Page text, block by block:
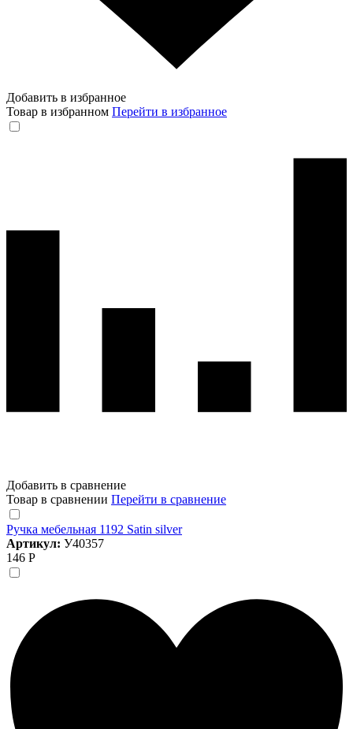
Добавить в избранное
Товар в избранном Перейти в избранное
Добавить в сравнение
Товар в сравнении Перейти в сравнение
Ручка мебельная 1192 Satin silver
Артикул: У40357
146 Р